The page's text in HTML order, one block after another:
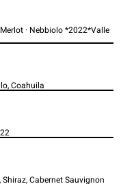
· Nebbiolo *2022*Valle
Coahuila
Cabernet Sauvignon